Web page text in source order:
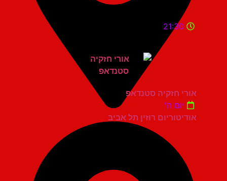
אודיטוריום רוזין תל אביב
21:30
אורי חזקיה סטנדאפ
יום ה'